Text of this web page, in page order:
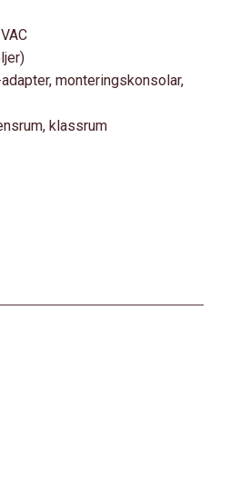
monteringskonsolar,
klassrum